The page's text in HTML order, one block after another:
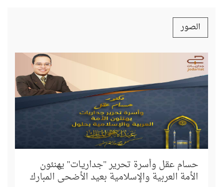
الصور
حسام عقل وأسرة تحرير "جداريـات" يهنئون
الأمة العربية والإسلامية بعيد الأضحى المبارك